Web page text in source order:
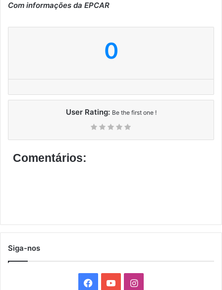
Com informações da EPCAR
0
User Rating: Be the first one !
Comentários:
Siga-nos
I